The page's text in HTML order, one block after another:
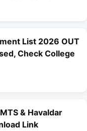
List 2026 OUT
Check College
& Havaldar
Link